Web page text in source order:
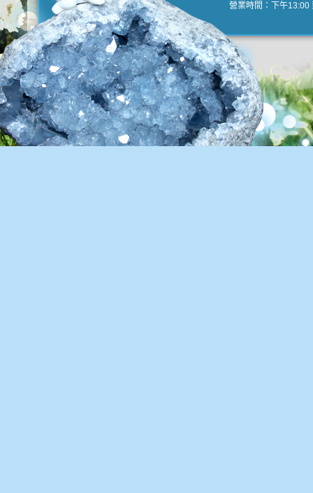
營業時間：下午13:00